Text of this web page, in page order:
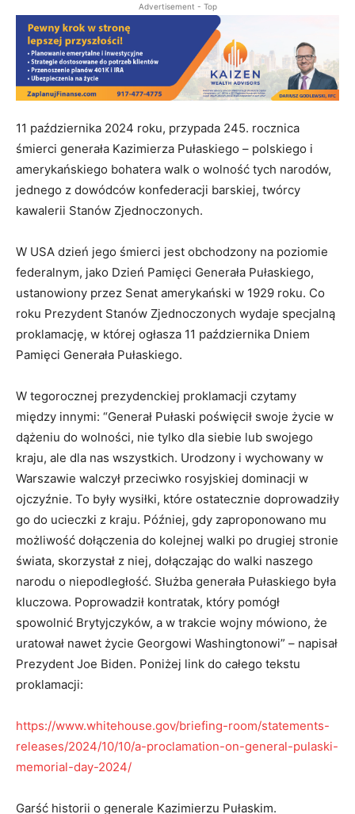
Advertisement - Top
11 października 2024 roku, przypada 245. rocznica
śmierci generała Kazimierza Pułaskiego – polskiego i
amerykańskiego bohatera walk o wolność tych narodów,
jednego z dowódców konfederacji barskiej, twórcy
kawalerii Stanów Zjednoczonych.
W USA dzień jego śmierci jest obchodzony na poziomie
federalnym, jako Dzień Pamięci Generała Pułaskiego,
ustanowiony przez Senat amerykański w 1929 roku. Co
roku Prezydent Stanów Zjednoczonych wydaje specjalną
proklamację, w której ogłasza 11 października Dniem
Pamięci Generała Pułaskiego.
W tegorocznej prezydenckiej proklamacji czytamy
między innymi: “Generał Pułaski poświęcił swoje życie w
dążeniu do wolności, nie tylko dla siebie lub swojego
kraju, ale dla nas wszystkich. Urodzony i wychowany w
Warszawie walczył przeciwko rosyjskiej dominacji w
ojczyźnie. To były wysiłki, które ostatecznie doprowadziły
go do ucieczki z kraju. Później, gdy zaproponowano mu
możliwość dołączenia do kolejnej walki po drugiej stronie
świata, skorzystał z niej, dołączając do walki naszego
narodu o niepodległość. Służba generała Pułaskiego była
kluczowa. Poprowadził kontratak, który pomógł
spowolnić Brytyjczyków, a w trakcie wojny mówiono, że
uratował nawet życie Georgowi Washingtonowi” – napisał
Prezydent Joe Biden. Poniżej link do całego tekstu
proklamacji:
https://www.whitehouse.gov/briefing-room/statements-
releases/2024/10/10/a-proclamation-on-general-pulaski-
memorial-day-2024/
Garść historii o generale Kazimierzu Pułaskim.